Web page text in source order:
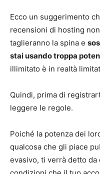
Ecco un suggerimento
recensioni di hosting
taglieranno la spina e
stai usando troppa
illimitato è in realtà
Quindi, prima di
leggere le regole.
Poiché la potenza dei
qualcosa che gli piace
evasivo, ti verrà detto